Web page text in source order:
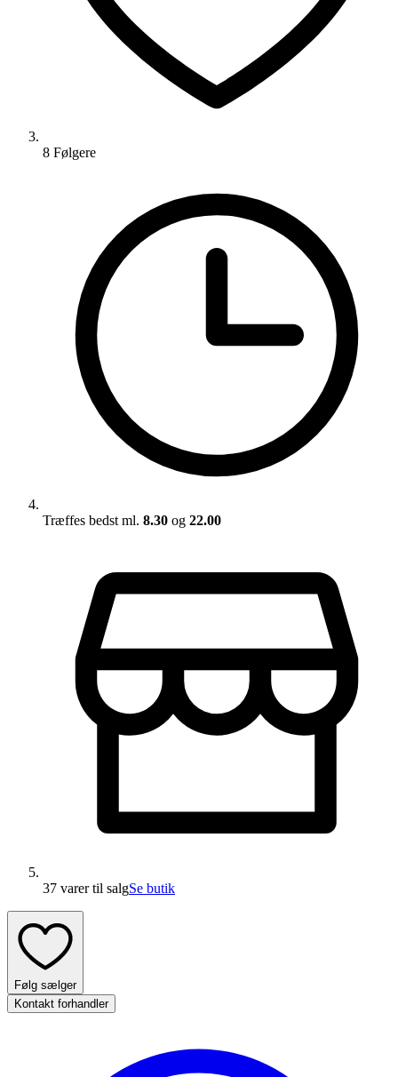
8 Følgere
Træffes bedst ml. 8.30 og 22.00
37 varertil salgSe butik
Følg sælger
Kontakt forhandler